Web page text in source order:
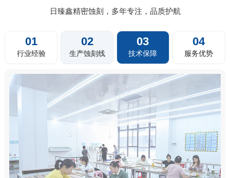
片，汽车的...
日臻鑫精密蚀刻，多年专注，品质护航
01
行业经验
02
生产蚀刻线
03
技术保障
04
服务优势